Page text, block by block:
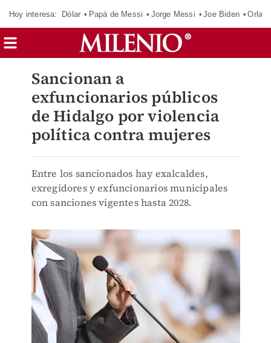
Hoy interesa: Dólar Papá de Messi Jorge Messi Joe Biden
Sancionan a
exfuncionarios públicos
de Hidalgo por violencia
política contra mujeres
Entre los sancionados hay exalcaldes,
exregidores y exfuncionarios municipales
con sanciones vigentes hasta 2028.